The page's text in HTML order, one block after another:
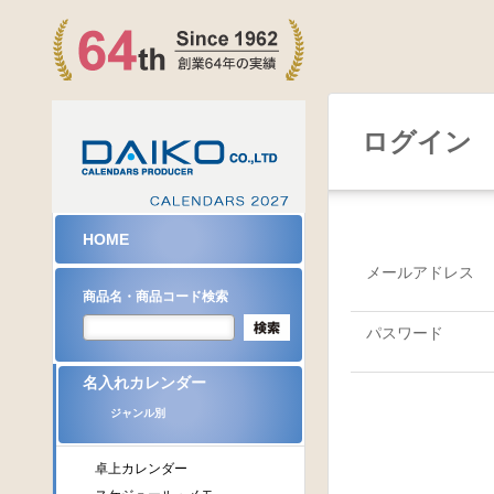
ログイン
メールアドレス
パスワード
HOME
商品名・商品コード検索
名入れカレンダー
ジャンル別
卓上カレンダー